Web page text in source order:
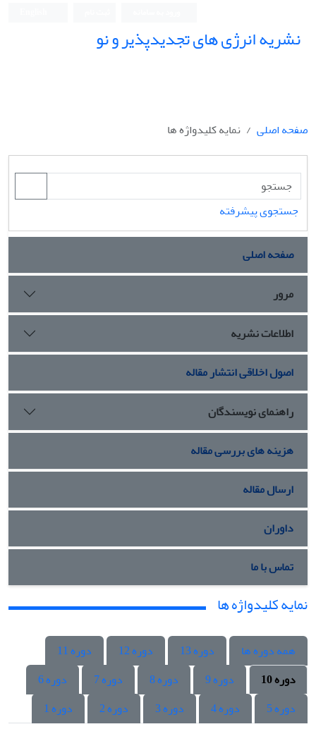
نشریه انرژی های تجدیدپذیر و نو
صفحه اصلی نمایه کلیدواژه ها
جستجوی پیشرفته
صفحه اصلی
مرور
اطلاعات نشریه
اصول اخلاقی انتشار مقاله
راهنمای نویسندگان
هزینه های بررسی مقاله
ارسال مقاله
داوران
تماس با ما
نمایه کلیدواژه ها
همه دوره ها دوره 13 دوره 12
دوره 11
دوره 10
دوره 9 دوره 8 دوره 7
دوره 6
دوره 5
دوره 4 دوره 3 دوره 2 دوره 1